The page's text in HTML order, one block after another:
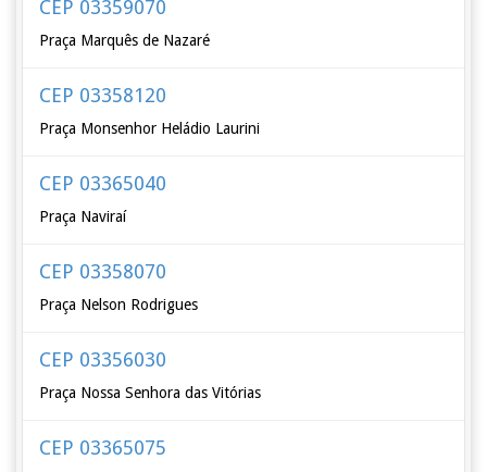
CEP 03359070
Praça Marquês de Nazaré
CEP 03358120
Praça Monsenhor Heládio Laurini
CEP 03365040
Praça Naviraí
CEP 03358070
Praça Nelson Rodrigues
CEP 03356030
Praça Nossa Senhora das Vitórias
CEP 03365075